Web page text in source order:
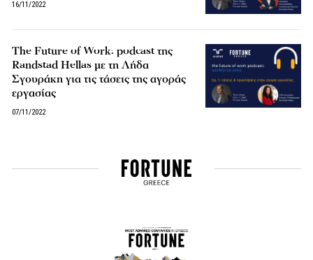
16/11/2022
The Future of Work: podcast της
Randstad Hellas με τη Λήδα
Σγουράκη για τις τάσεις της αγοράς
εργασίας
07/11/2022